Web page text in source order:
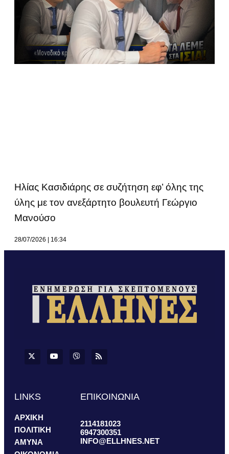
Ηλίας Κασιδιάρης σε συζήτηση εφ’ όλης της
ύλης με τον ανεξάρτητο βουλευτή Γεώργιο
Μανούσο
28/07/2026 16:34
LINKS
ΑΡΧΙΚΗ
ΠΟΛΙΤΙΚΗ
ΑΜΥΝΑ
ΕΠΙΚΟΙΝΩΝΙΑ
2114181023
6947300351
INFO@ELLHNES.NET